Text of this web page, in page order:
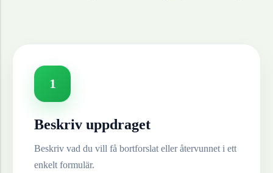
1
Beskriv uppdraget
Beskriv vad du vill få bortforslat eller återvunnet i ett
enkelt formulär.